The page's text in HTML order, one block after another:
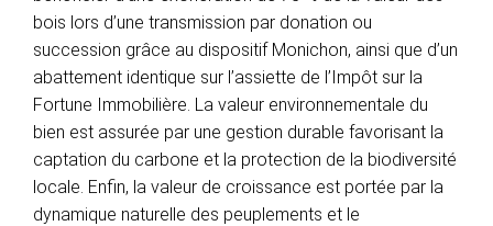
bois lors d’une transmission par donation ou
succession grâce au dispositif Monichon, ainsi que d’un
abattement identique sur l’assiette de l’Impôt sur la
Fortune Immobilière. La valeur environnementale du
bien est assurée par une gestion durable favorisant la
captation du carbone et la protection de la biodiversité
locale. Enfin, la valeur de croissance est portée par la
dynamique naturelle des peuplements et le